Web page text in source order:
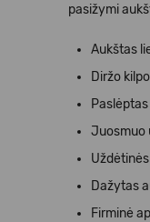
pasižymi
Aukštas
Diržo
Juosmuo
Dažytas
Firminė